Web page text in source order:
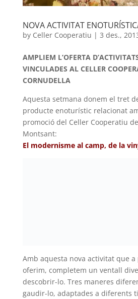
NOVA ACTIVITAT
by Celler Cooperatiu | 3 des.,
AMPLIEM L’OFERTA
VINCULADES AL CELLER
CORNUDELLA
Aquesta setmana donem el tret
producte enoturístic relacionat
promoció del Celler Cooperatiu
Montsant:
El modernisme al camp, de la
Amb aquesta nova activitat que a
oferim, completem un ventall
descobrir-lo. Tres maneres
gaudir-lo, adaptades a diferents